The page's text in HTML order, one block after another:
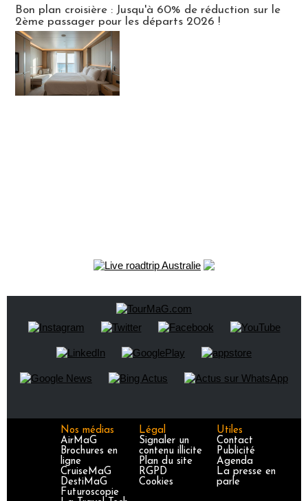
Bon plan croisière : Jusqu'à 60% de réduction sur le
2ème passager pour les départs 2026 !
Nos médias
AirMaG
Brochures en
ligne
CruiseMaG
DestiMaG
Futuroscopie
Légal
Signaler un
contenu illicite
Plan du site
RGPD
Cookies
Utiles
Contact
Publicité
Agenda
La presse en
parle